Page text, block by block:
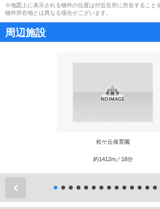
※地図上に表示される物件の位置は付近住所に所在すること
物件所在地とは異なる場合がございます。
周辺施設
松ケ丘保育園
約1412m／18分